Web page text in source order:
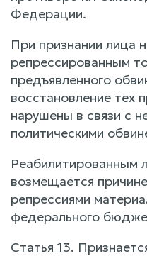
Федерации.
При признании лица
репрессированным
предъявленного
восстановление тех
нарушены в связи с
политическими
Реабилитированным
возмещается
репрессиями
федерального
Статья 13.